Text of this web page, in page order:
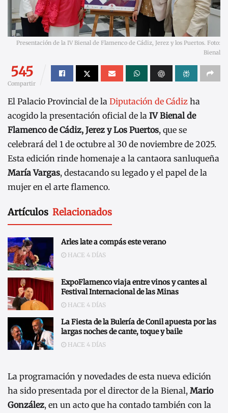
Presentación de la IV Bienal de Flamenco de Cádiz, Jerez y los Puertos. Foto:
Bienal
545
Compartir
El Palacio Provincial de la Diputación de Cádiz ha
acogido la presentación oficial de la IV Bienal de
Flamenco de Cádiz, Jerez y Los Puertos, que se
celebrará del 1 de octubre al 30 de noviembre de 2025.
Esta edición rinde homenaje a la cantaora sanluqueña
María Vargas, destacando su legado y el papel de la
mujer en el arte flamenco.
Artículos Relacionados
Arles late a compás este verano
HACE 4 DÍAS
ExpoFlamenco viaja entre vinos y cantes al
Festival Internacional de las Minas
HACE 4 DÍAS
La Fiesta de la Bulería de Conil apuesta por las
largas noches de cante, toque y baile
HACE 4 DÍAS
La programación y novedades de esta nueva edición
ha sido presentada por el director de la Bienal, Mario
González, en un acto que ha contado también con la